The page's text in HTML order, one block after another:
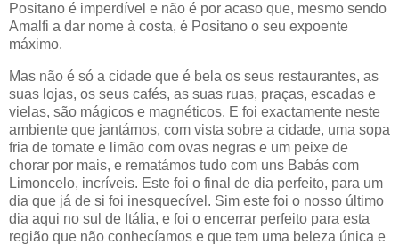
Positano é imperdível e não é por acaso que, mesmo sendo
Amalfi a dar nome à costa, é Positano o seu expoente
máximo.
Mas não é só a cidade que é bela os seus restaurantes, as
suas lojas, os seus cafés, as suas ruas, praças, escadas e
vielas, são mágicos e magnéticos. E foi exactamente neste
ambiente que jantámos, com vista sobre a cidade, uma sopa
fria de tomate e limão com ovas negras e um peixe de
chorar por mais, e rematámos tudo com uns Babás com
Limoncelo, incríveis. Este foi o final de dia perfeito, para um
dia que já de si foi inesquecível. Sim este foi o nosso último
dia aqui no sul de Itália, e foi o encerrar perfeito para esta
região que não conhecíamos e que tem uma beleza única e